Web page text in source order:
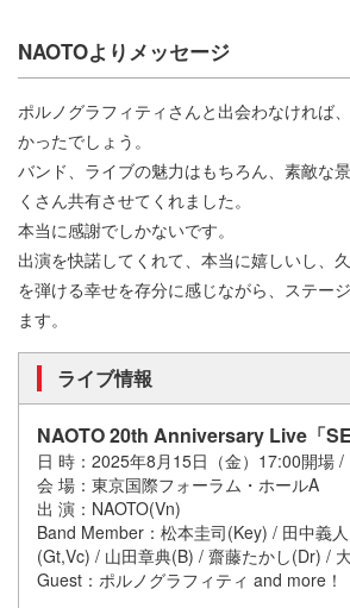
NAOTOよりメッセージ
ポルノグラフィティさんと出会わなければ
かったでしょう。
バンド、ライブの魅力はもちろん、素敵な
くさん共有させてくれました。
本当に感謝でしかないです。
出演を快諾してくれて、本当に嬉しいし、
を弾ける幸せを存分に感じながら、ステー
ます。
ライブ情報
NAOTO 20th Anniversary Live「
日 時：2025年8月15日（金）17:00開場
会 場：東京国際フォーラム・ホールA
出 演：NAOTO(Vn)
Band Member：松本圭司(Key) / 田中義
(Gt,Vc) / 山田章典(B) / 齋藤たかし(Dr) /
Guest：ポルノグラフィティ and more！